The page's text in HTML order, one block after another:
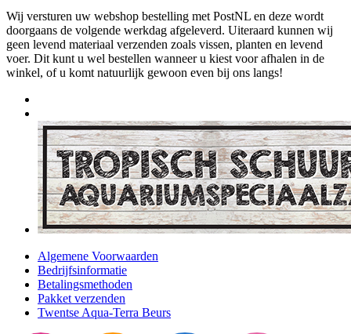
Wij versturen uw webshop bestelling met PostNL en deze wordt
doorgaans de volgende werkdag afgeleverd. Uiteraard kunnen wij
geen levend materiaal verzenden zoals vissen, planten en levend
voer. Dit kunt u wel bestellen wanneer u kiest voor afhalen in de
winkel, of u komt natuurlijk gewoon even bij ons langs!
Algemene Voorwaarden
Bedrijfsinformatie
Betalingsmethoden
Pakket verzenden
Twentse Aqua-Terra Beurs